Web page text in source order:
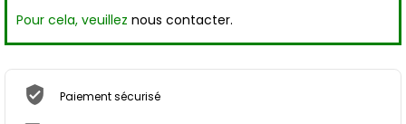
Pour cela, veuillez nous contacter.
Paiement sécurisé